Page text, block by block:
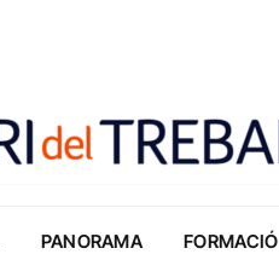
PANORAMA FORMACIÓ